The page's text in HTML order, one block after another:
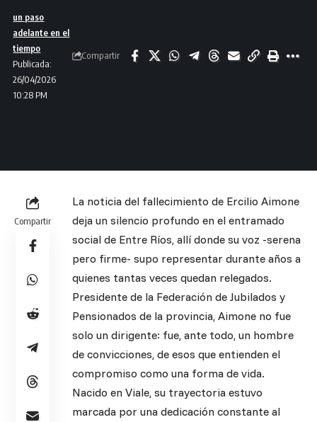
Publicada:
26/04/2026
10:28 PM
un paso
adelante en el
tiempo
Compartir
Compartir
La noticia del fallecimiento de Ercilio Aimone
deja un silencio profundo en el entramado
social de Entre Ríos, allí donde su voz -serena
pero firme- supo representar durante años a
quienes tantas veces quedan relegados.
Presidente de la Federación de Jubilados y
Pensionados de la provincia, Aimone no fue
solo un dirigente: fue, ante todo, un hombre
de convicciones, de esos que entienden el
compromiso como una forma de vida.
Nacido en Viale, su trayectoria estuvo
marcada por una dedicación constante al